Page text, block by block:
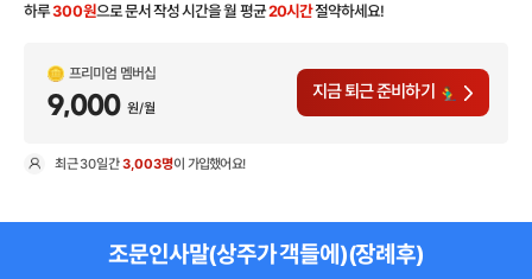
하루300원으로 문서 작성 시간을 월 평균20시간절약하세요!
프리미엄 멤버십
9,000 원/월
지금 퇴근 준비하기
최근30일간3,003명이 가입했어요!
조문인사말(상주가 객들에)(장례후)